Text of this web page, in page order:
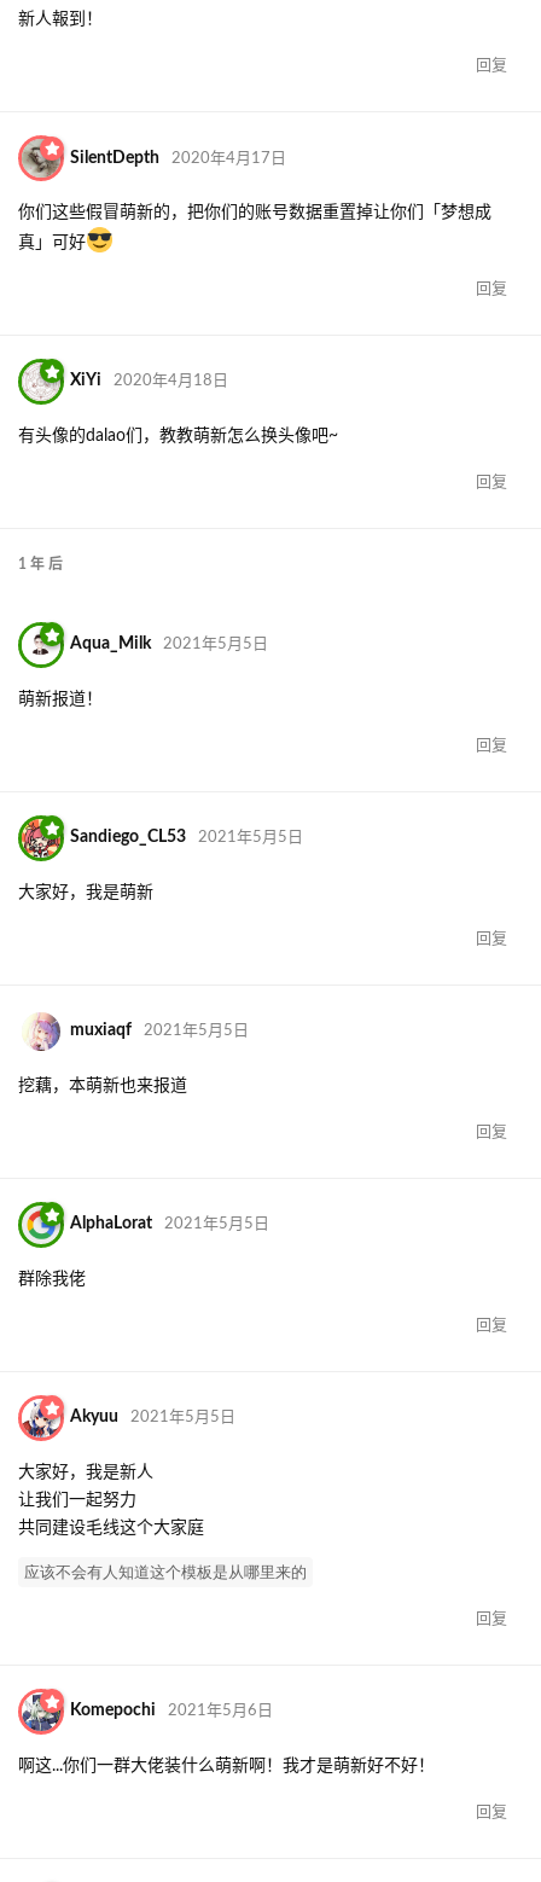
新人報到！
回复
SilentDepth 2020年4月17日
你们这些假冒萌新的，把你们的账号数据重置掉让你们「梦想成
真」可好
回复
XiYi 2020年4月18日
有头像的dalao们，教教萌新怎么换头像吧~
回复
1 年 后
Aqua_Milk 2021年5月5日
萌新报道！
回复
Sandiego_CL53 2021年5月5日
大家好，我是萌新
回复
muxiaqf 2021年5月5日
挖藕，本萌新也来报道
回复
AlphaLorat 2021年5月5日
群除我佬
回复
Akyuu 2021年5月5日
大家好，我是新人
让我们一起努力
共同建设毛线这个大家庭
应该不会有人知道这个模板是从哪里来的
回复
Komepochi 2021年5月6日
啊这...你们一群大佬装什么萌新啊！我才是萌新好不好！
回复